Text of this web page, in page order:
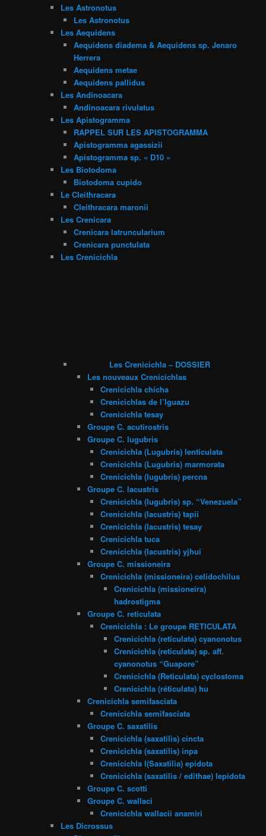
Les Astronotus
Les Astronotus
Les Aequidens
Aequidens diadema & Aequidens sp. Jenaro
Herrera
Aequidens metae
Aequidens pallidus
Les Andinoacara
Andinoacara rivulatus
Les Apistogramma
RAPPEL SUR LES APISTOGRAMMA
Apistogramma agassizii
Apistogramma sp. « D10 »
Les Biotodoma
Biotodoma cupido
Le Cleithracara
Cleithracara maronii
Les Crenicara
Crenicara latruncularium
Crenicara punctulata
Les Crenicichla
Les Crenicichla – DOSSIER
Les nouveaux Crenicichlas
Crenicichla chicha
Crenicichlas de l’Iguazu
Crenicichla tesay
Groupe C. acutirostris
Groupe C. lugubris
Crenicichla (Lugubris) lenticulata
Crenicichla (Lugubris) marmorata
Crenicichla (lugubris) percna
Groupe C. lacustris
Crenicichla (lugubris) sp. “Venezuela”
Crenicichla (lacustris) tapii
Crenicichla (lacustris) tesay
Crenicichla tuca
Crenicichla (lacustris) yjhui
Groupe C. missioneira
Crenicichla (missioneira) celidochilus
Crenicichla (missioneira)
hadrostigma
Groupe C. reticulata
Crenicichla : Le groupe RETICULATA
Crenicichla (reticulata) cyanonotus
Crenicichla (reticulata) sp. aff.
cyanonotus “Guapore”
Crenicichla (Reticulata) cyclostoma
Crenicichla (réticulata) hu
Crenicichla semifasciata
Crenicichla semifasciata
Groupe C. saxatilis
Crenicichla (saxatilis) cincta
Crenicichla (saxatilis) inpa
Crenicichla l(Saxatilia) epidota
Crenicichla (saxatilis / edithae) lepidota
Groupe C. scotti
Groupe C. wallaci
Crenicichla wallacii anamiri
Les Dicrossus